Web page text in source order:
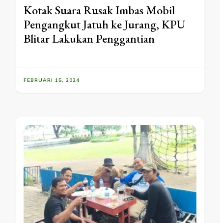
Kotak Suara Rusak Imbas Mobil
Pengangkut Jatuh ke Jurang, KPU
Blitar Lakukan Penggantian
FEBRUARI 15, 2024